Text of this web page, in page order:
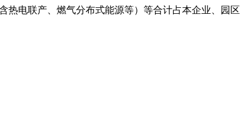
热电联产、燃气分布式能源等）等合计占本企业、园区